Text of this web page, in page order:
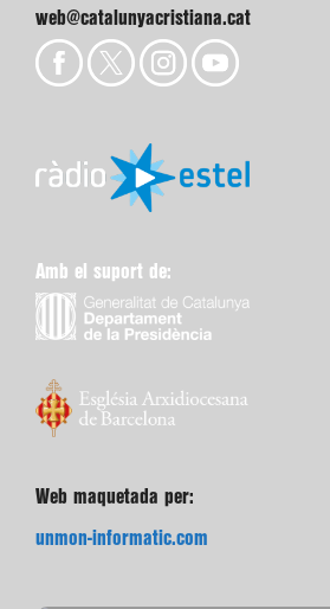
web@catalunyacristiana.cat
Amb el suport de:
Web maquetada per:
unmon-informatic.com